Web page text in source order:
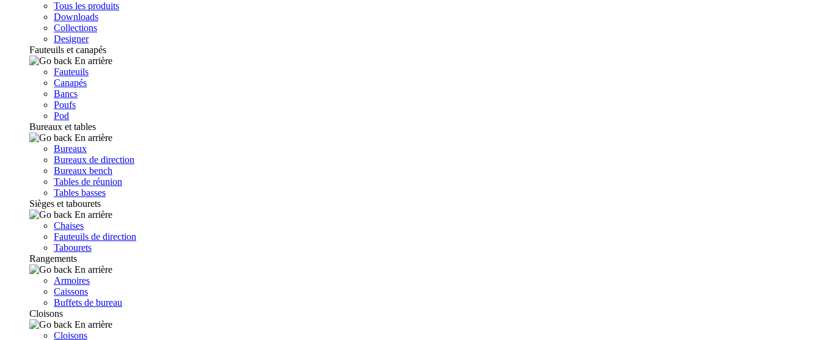
Tous les produits
Downloads
Collections
Designer
Fauteuils et canapés
En arrière
Fauteuils
Canapés
Bancs
Poufs
Pod
Bureaux et tables
En arrière
Bureaux
Bureaux de direction
Bureaux bench
Tables de réunion
Tables basses
Sièges et tabourets
En arrière
Chaises
Fauteuils de direction
Tabourets
Rangements
En arrière
Armoires
Caissons
Buffets de bureau
Cloisons
En arrière
Cloisons